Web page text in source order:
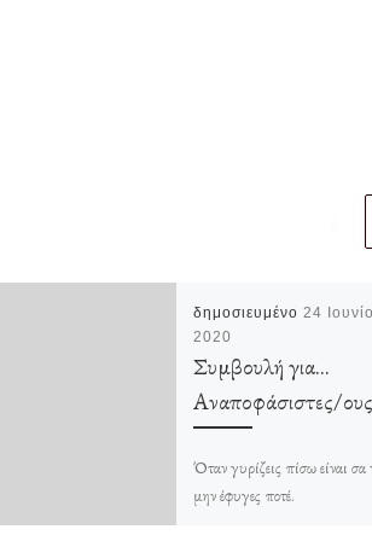
δημοσιευμένο 24
2020
Συμβουλή για…
Αναποφάσιστες/ους
Όταν γυρίζεις πίσω είναι σα
μην έφυγες ποτέ.